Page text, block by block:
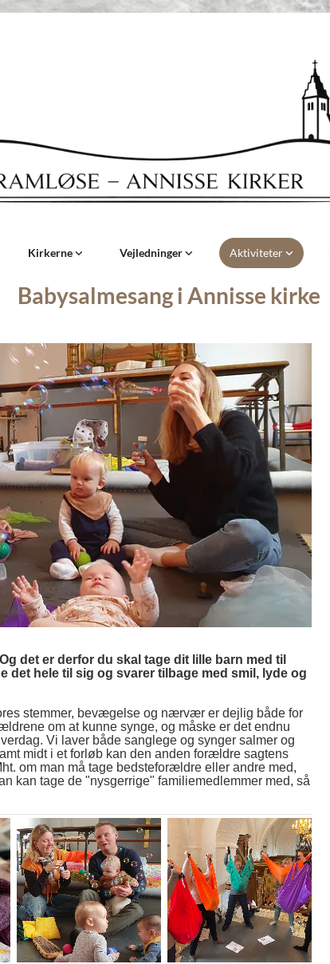
Kirkerne Vejledninger Aktiviteter
Babysalmesang i Annisse kirke
det er derfor du skal tage dit lille barn med til
det hele til sig og svarer tilbage med smil, lyde og
stemmer, bevægelse og nærvær er dejlig både for
om at kunne synge, og måske er det endnu
Vi laver både sanglege og synger salmer og
midt i et forløb kan den anden forældre sagtens
om man må tage bedsteforældre eller andre med,
kan tage de "nysgerrige" familiemedlemmer med, så